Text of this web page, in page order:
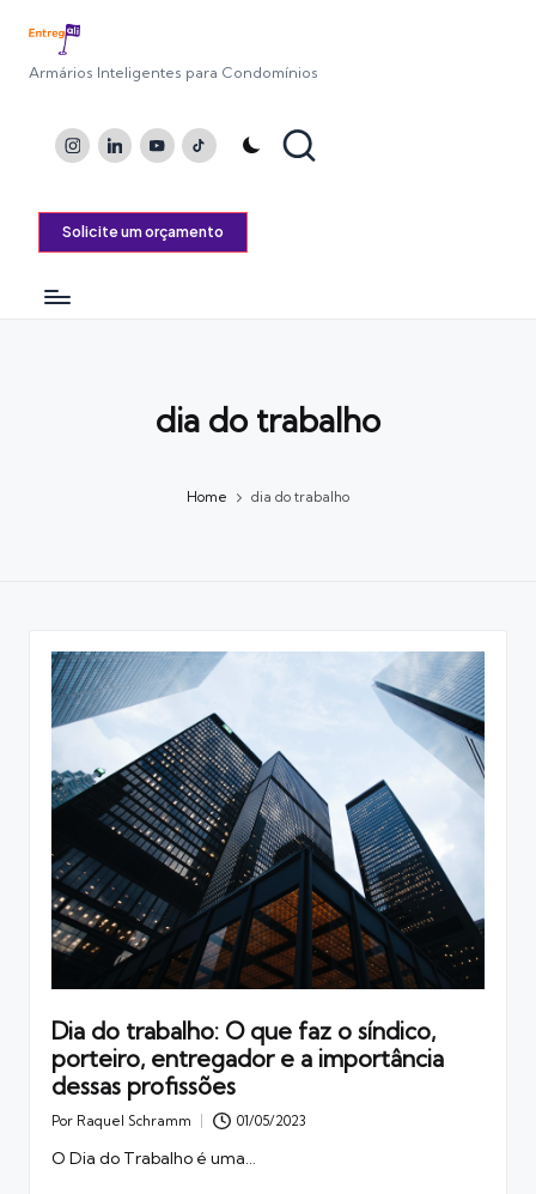
Armários Inteligentes para Condomínios
InstagramLinkedInYoutubeTikTok
Solicite um orçamento
dia do trabalho
Home dia do trabalho
Dia do trabalho: O que faz o síndico,
porteiro, entregador e a importância
dessas profissões
Posted
Por Raquel Schramm 01/05/2023
O Dia do Trabalho é uma…